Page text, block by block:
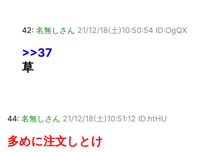
42: 名無しさん 21/12/18(土)10:50:54 ID:OgQX
>>37
草
44: 名無しさん 21/12/18(土)10:51:12 ID:htHU
多めに注文しとけ